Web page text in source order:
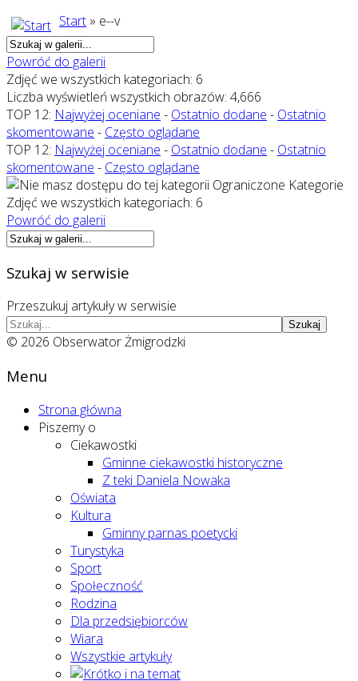
Start » e--v
Powróć do galerii
Zdjęć we wszystkich kategoriach: 6
Liczba wyświetleń wszystkich obrazów: 4,666
TOP 12: Najwyżej oceniane - Ostatnio dodane - Ostatnio
skomentowane - Często oglądane
TOP 12: Najwyżej oceniane - Ostatnio dodane - Ostatnio
skomentowane - Często oglądane
Ograniczone Kategorie
Zdjęć we wszystkich kategoriach: 6
Powróć do galerii
Szukaj w serwisie
Przeszukuj artykuły w serwisie
Szukaj
© 2026 Obserwator Żmigrodzki
Menu
Strona główna
Piszemy o
Ciekawostki
Gminne ciekawostki historyczne
Z teki Daniela Nowaka
Oświata
Kultura
Gminny parnas poetycki
Turystyka
Sport
Społeczność
Rodzina
Dla przedsiębiorców
Wiara
Wszystkie artykuły